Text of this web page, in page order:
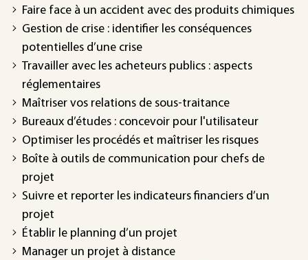
Faire face à un accident avec des produits chimiques
Gestion de crise : identifier les conséquences
potentielles d’une crise
Travailler avec les acheteurs publics : aspects
réglementaires
Maîtriser vos relations de sous-traitance
Bureaux d’études : concevoir pour l'utilisateur
Optimiser les procédés et maîtriser les risques
Boîte à outils de communication pour chefs de
projet
Suivre et reporter les indicateurs financiers d’un
projet
Établir le planning d’un projet
Manager un projet à distance